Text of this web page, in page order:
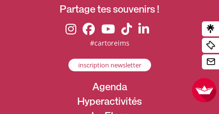
Partage tes souvenirs !
#cartoreims
inscription newsletter
Agenda
Hyperactivités